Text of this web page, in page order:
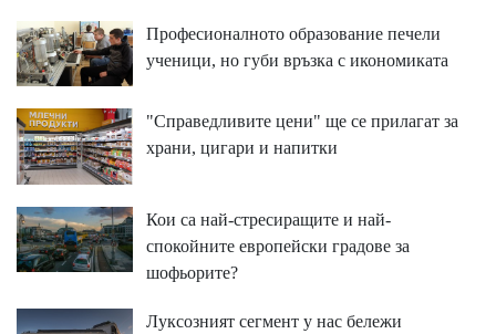
Професионалното образование печели
ученици, но губи връзка с икономиката
"Справедливите цени" ще се прилагат за
храни, цигари и напитки
Кои са най-стресиращите и най-
спокойните европейски градове за
шофьорите?
Луксозният сегмент у нас бележи